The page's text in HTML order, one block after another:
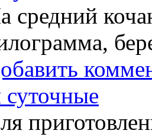
средний